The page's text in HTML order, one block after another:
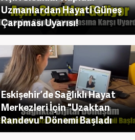
Uzmanlardan Hayati Güneş
Çarpması Uyarısı!
Eskişehir’de Sağlıklı Hayat
Merkezleri İçin "Uzaktan
Randevu" Dönemi Başladı